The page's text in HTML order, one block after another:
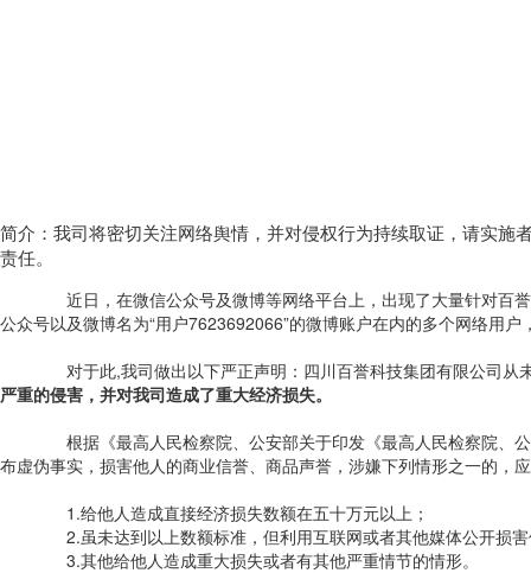
简介：我司将密切关注网络舆情，并对侵权行为持续取证，请实
责任。
近日，在微信公众号及微博等网络平台上，出现了大量针对百誉
公众号以及微博名为“用户7623692066”的微博账户在内的多个网络用
对于此,我司做出以下严正声明：四川百誉科技集团有限公司从
严重的侵害，并对我司造成了重大经济损失。
根据《最高人民检察院、公安部关于印发《最高人民检察院、
布虚伪事实，损害他人的商业信誉、商品声誉，涉嫌下列情形之一的，
1.给他人造成直接经济损失数额在五十万元以上；
2.虽未达到以上数额标准，但利用互联网或者其他媒体公开损害
3.其他给他人造成重大损失或者有其他严重情节的情形。